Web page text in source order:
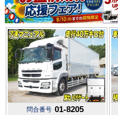
問合番号 01-8205